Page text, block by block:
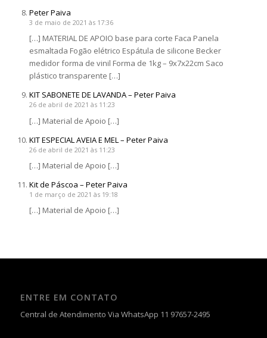
Peter Paiva
3 de maio de 2021 às 17:36
[…] MATERIAL DE APOIO base para corte Faca Panela
esmaltada Fogão elétrico Espátula de silicone Becker
medidor forma de vinil Forma de 1kg – 9x7x22cm Saco
plástico transparente […]
KIT SABONETE DE LAVANDA – Peter Paiva
26 de abril de 2021 às 11:23
[…] Material de Apoio […]
KIT ESPECIAL AVEIA E MEL – Peter Paiva
26 de abril de 2021 às 11:23
[…] Material de Apoio […]
Kit de Páscoa – Peter Paiva
1 de março de 2021 às 19:18
[…] Material de Apoio […]
ENTRE EM CONTATO
Central de Atendimento Via WhatsApp 11 97657-2495